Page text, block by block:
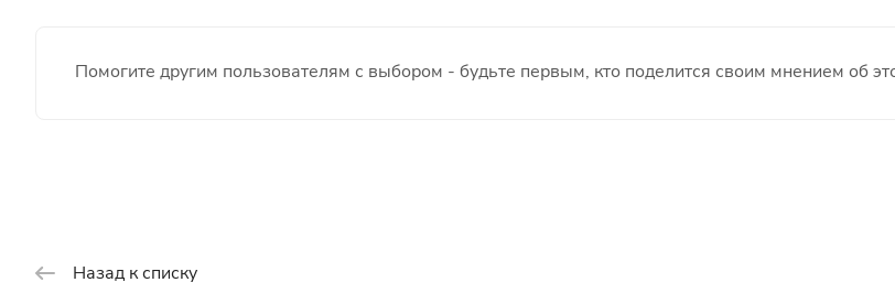
Помогите другим пользователям с выбором - будьте первым, кто поделится своим мнением об
Назад к списку